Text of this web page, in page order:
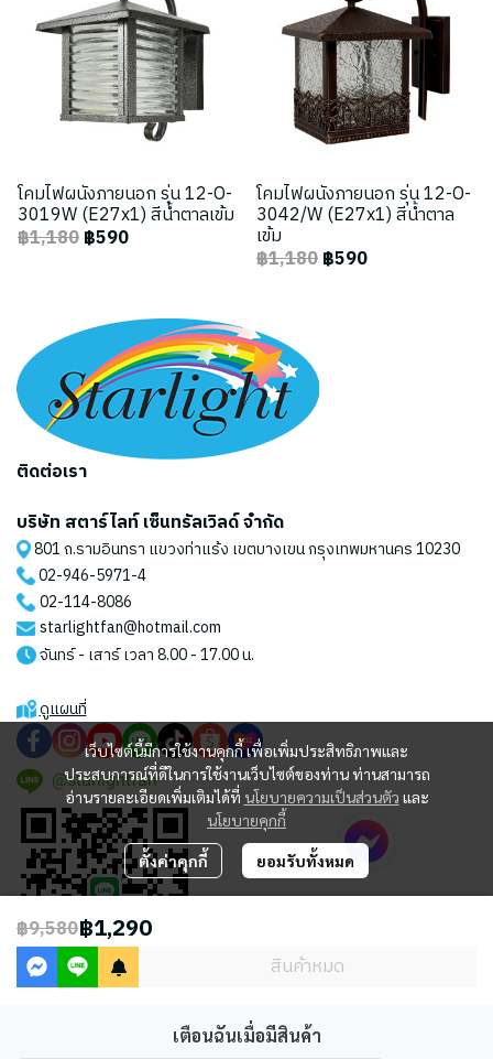
โคมไฟผนังภายนอก รุ่น 12-O-
3019W (E27x1) สีน้ำตาลเข้ม
฿1,180฿590
โคมไฟผนังภายนอก รุ่น 12-O-
3042/W (E27x1) สีน้ำตาล
เข้ม
฿1,180฿590
฿9,580฿1,290
สินค้าหมด
เตือนฉันเมื่อมีสินค้า
เว็บไซต์นี้มีการใช้งานคุกกี้ เพื่อเพิ่มประสิทธิภาพและ
ประสบการณ์ที่ดีในการใช้งานเว็บไซต์ของท่าน ท่านสามารถ
อ่านรายละเอียดเพิ่มเติมได้ที่ นโยบายความเป็นส่วนตัว และ
นโยบายคุกกี้
ตั้งค่าคุกกี้ ยอมรับทั้งหมด
ติดต่อเรา
บริษัท สตาร์ไลท์ เซ็นทรัลเวิลด์ จำกัด
801 ถ.รามอินทรา แขวงท่าแร้ง เขตบางเขน กรุงเทพมหานคร 10230
02-946-5971-4
02-114-8086
starlightfan@hotmail.com
จันทร์ - เสาร์ เวลา 8.00 - 17.00 น.
ดูแผนที่
@starlightfan